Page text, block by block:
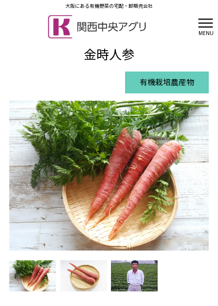
大阪にある有機野菜の宅配・卸販売会社
MENU
有限会社関西中央アグリ HOME
金時人参
有機栽培農産物